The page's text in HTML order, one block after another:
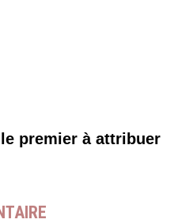
premier à attribuer